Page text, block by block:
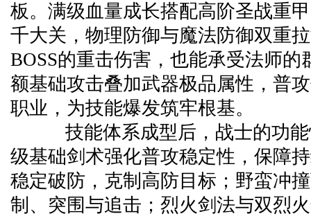
板。满级血量成长搭配高阶圣战重
千大关，物理防御与魔法防御双重
BOSS的重击伤害，也能承受法师的
额基础攻击叠加武器极品属性，普
职业，为技能爆发筑牢根基。
技能体系成型后，战士的功能
级基础剑术强化普攻稳定性，保障
稳定破防，克制高防目标；野蛮冲
制、突围与追击；烈火剑法与双烈